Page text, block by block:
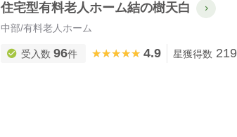
住宅型有料老人ホーム結の樹天白
中部/有料老人ホーム
受入数 96件 ★★★★★
★★★★★ 4.9 星獲得数 219